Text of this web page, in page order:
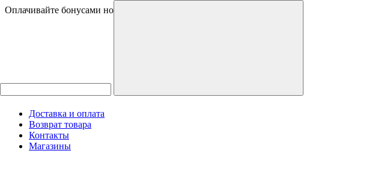
Оплачивайте бонусами новинки и товары со скидками
Доставка и оплата
Возврат товара
Контакты
Магазины